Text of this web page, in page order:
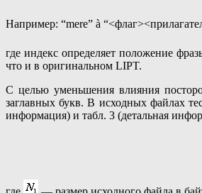
Например: “mere” à
где индекс определяет положение
что и в оригинальном LIPT.
С целью уменьшения влияния
заглавных букв. В исходных файлах
информация) и табл. 3 (детальная